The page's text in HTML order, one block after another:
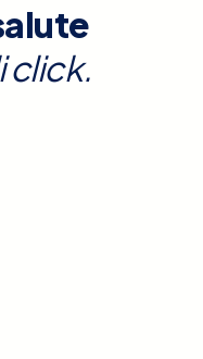
click.